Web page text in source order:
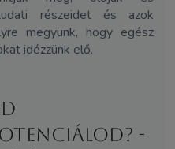
részeidet és azok
megyünk, hogy egész
idézzünk elő.
-